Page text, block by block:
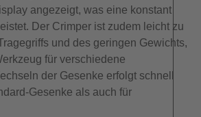
angezeigt, was eine konstant
Der Crimper ist zudem leicht zu
und des geringen Gewichts,
für verschiedene
der Gesenke erfolgt schnell
Gesenke als auch für